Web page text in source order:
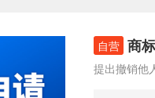
自营 商
提出撤销他